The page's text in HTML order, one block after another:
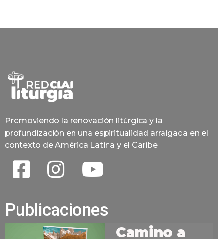
Promoviendo la renovación litúrgica y la
profundización en una espiritualidad arraigada en el
contexto de América Latina y el Caribe
Publicaciones
Camino a